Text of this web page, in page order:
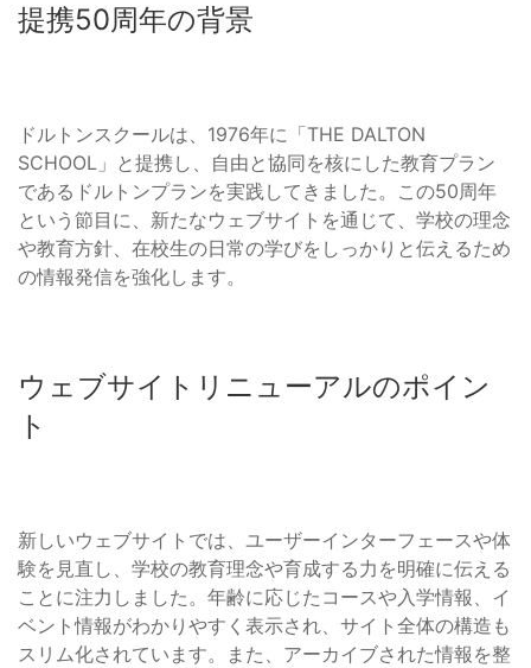
提携50周年の背景
ドルトンスクールは、1976年に「THE DALTON
SCHOOL」と提携し、自由と協同を核にした教育プラン
であるドルトンプランを実践してきました。この50周年
という節目に、新たなウェブサイトを通じて、学校の理念
や教育方針、在校生の日常の学びをしっかりと伝えるため
の情報発信を強化します。
ウェブサイトリニューアルのポイン
ト
新しいウェブサイトでは、ユーザーインターフェースや体
験を見直し、学校の教育理念や育成する力を明確に伝える
ことに注力しました。年齢に応じたコースや入学情報、イ
ベント情報がわかりやすく表示され、サイト全体の構造も
スリム化されています。また、アーカイブされた情報を整